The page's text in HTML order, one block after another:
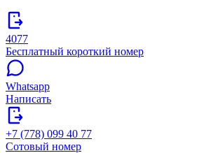
4077
Бесплатный короткий номер
Whatsapp
Написать
+7 (778) 099 40 77
Сотовый номер